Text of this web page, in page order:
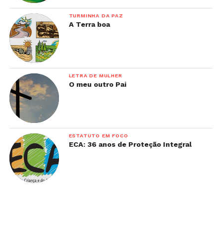
TURMINHA DA PAZ
A Terra boa
LETRA DE MULHER
O meu outro Pai
ESTATUTO EM FOCO
ECA: 36 anos de Proteção Integral